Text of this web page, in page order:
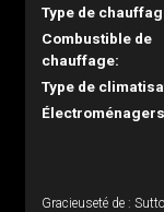
Type de
Combustible de
chauffage:
Type de
Gracieuseté de :